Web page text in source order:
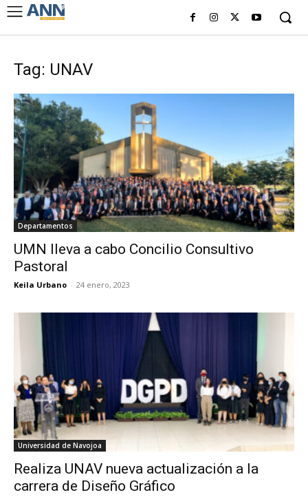
Tag: UNAV
Departamentos
UMN lleva a cabo Concilio Consultivo
Pastoral
Keila Urbano - 24 enero, 2023
Universidad de Navojoa
Realiza UNAV nueva actualización a la
carrera de Diseño Gráfico